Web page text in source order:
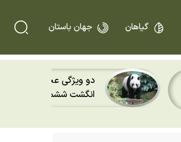
گیاهان جهان باستان
پس از ۲۰ سال؛
دوباره باران را روی